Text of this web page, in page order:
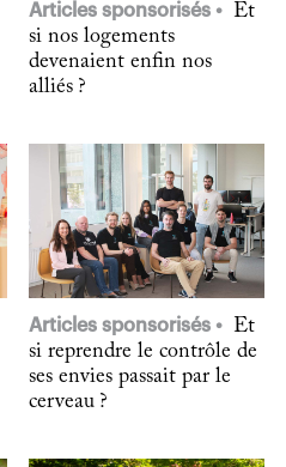
Articles sponsorisés
Et
si nos logements
devenaient enfin nos
alliés ?
Articles sponsorisés
Et
si reprendre le contrôle de
ses envies passait par le
cerveau ?